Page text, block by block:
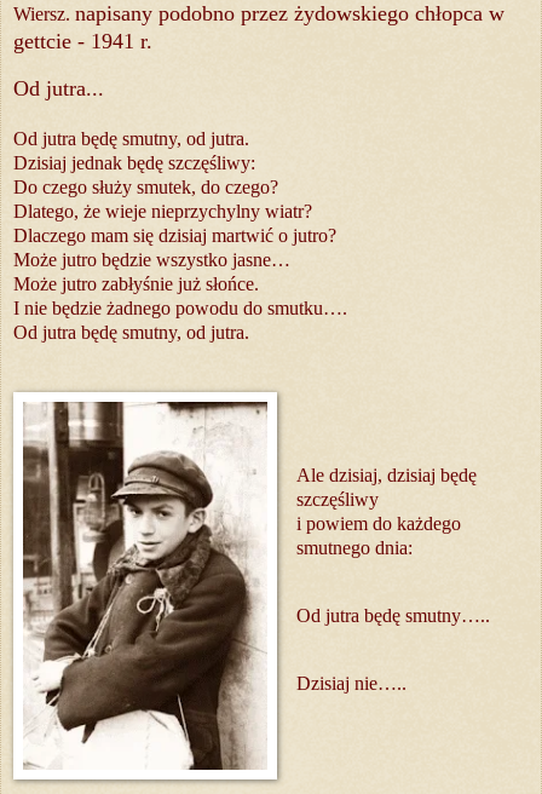
Wiersz. napisany podobno przez żydowskiego chłopca w
gettcie - 1941 r.
Od jutra...
Od jutra będę smutny, od jutra.
Dzisiaj jednak będę szczęśliwy:
Do czego służy smutek, do czego?
Dlatego, że wieje nieprzychylny wiatr?
Dlaczego mam się dzisiaj martwić o jutro?
Może jutro będzie wszystko jasne…
Może jutro zabłyśnie już słońce.
I nie będzie żadnego powodu do smutku….
Od jutra będę smutny, od jutra.
Ale dzisiaj, dzisiaj będę
szczęśliwy
i powiem do każdego
smutnego dnia:
Od jutra będę smutny…..
Dzisiaj nie…..